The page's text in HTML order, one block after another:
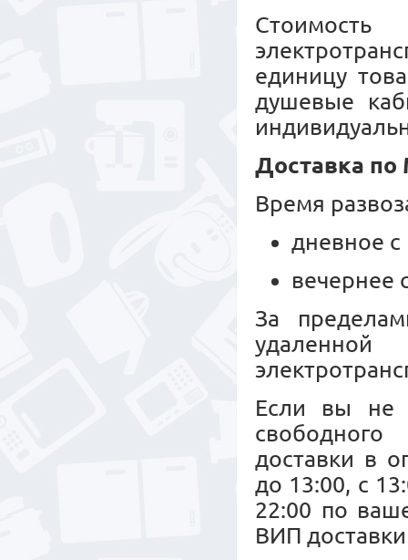
единицу
душевые
Доставка
Время
дневное с
вечернее
За
Если вы не
свободного
доставки в
до 13:00, с
22:00 по
ВИП